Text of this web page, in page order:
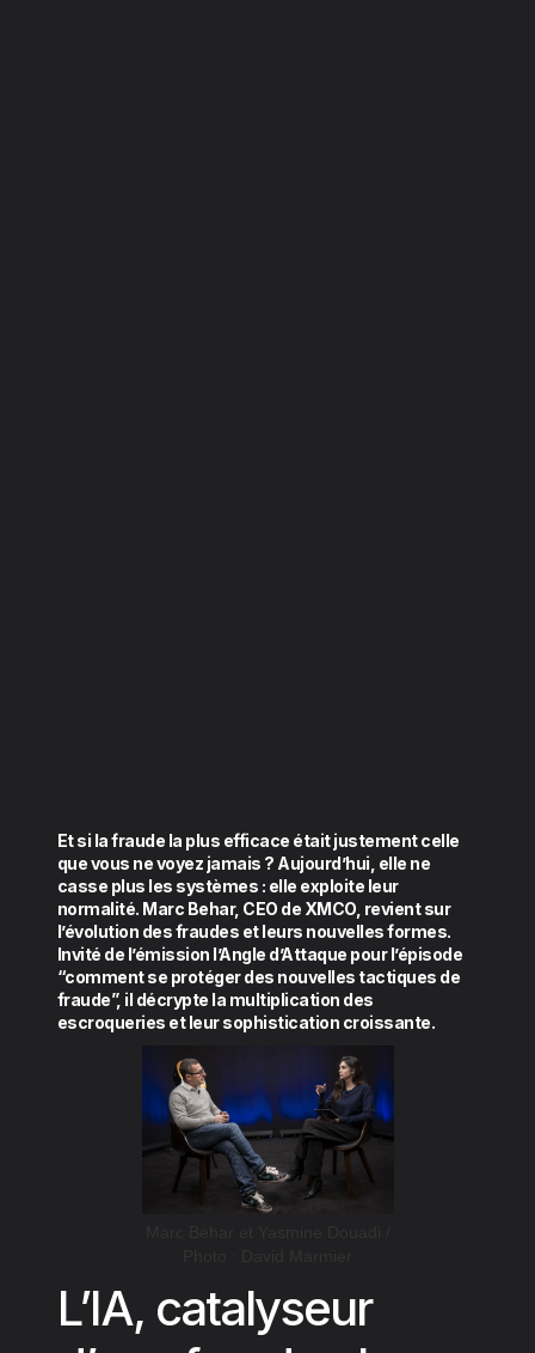
Et si la fraude la plus efficace était justement celle
que vous ne voyez jamais ? Aujourd’hui, elle ne
casse plus les systèmes : elle exploite leur
normalité. Marc Behar, CEO de XMCO, revient sur
l’évolution des fraudes et leurs nouvelles formes.
Invité de l’émission l’Angle d’Attaque pour l’épisode
“comment se protéger des nouvelles tactiques de
fraude”, il décrypte la multiplication des
escroqueries et leur sophistication croissante.
L’IA, catalyseur